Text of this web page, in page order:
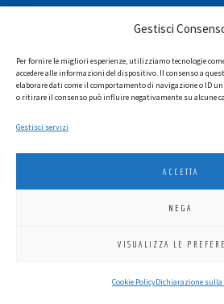
Gestisci
Per fornire le migliori esperienze, utilizziamo tecnologie
accedere alle informazioni del dispositivo. Il consenso a
elaborare dati come il comportamento di navigazione o ID
o ritirare il consenso può influire negativamente su alcune
Gestisci servizi
ACCETTA
NEGA
VISUALIZZA LE
Cookie PolicyDichiarazione sulla
2026SGI LAB SRL